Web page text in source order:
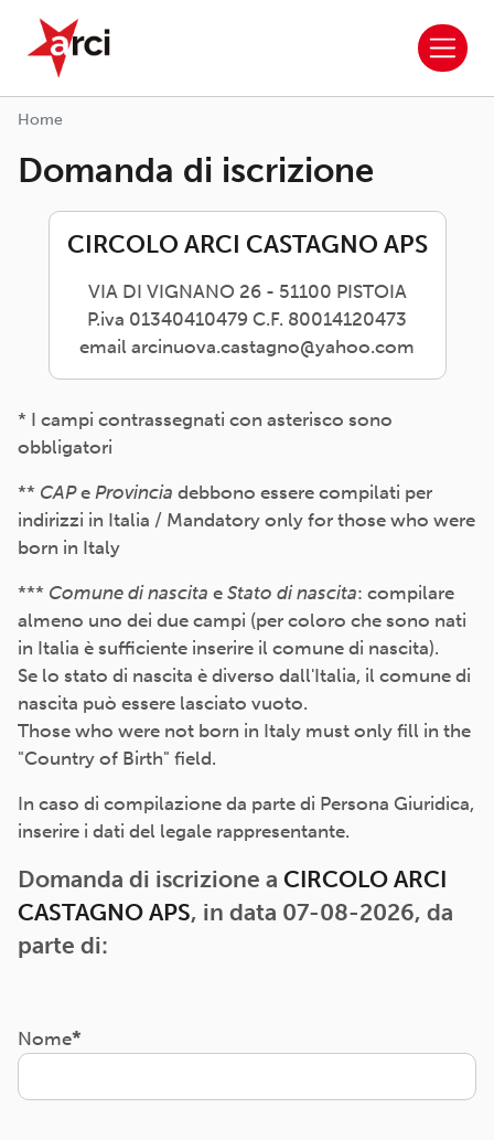
Salta al contenuto principale
ARCI APS
Home
Domanda di iscrizione
CIRCOLO ARCI CASTAGNO APS
VIA DI VIGNANO 26 - 51100 PISTOIA
P.iva 01340410479 C.F. 80014120473
email arcinuova.castagno@yahoo.com
* I campi contrassegnati con asterisco sono
obbligatori
** CAPe Provincia debbono essere compilati per
indirizzi in Italia / Mandatory only for those who were
born in Italy
*** Comune di nascita e Stato di nascita: compilare
almeno uno dei due campi (per coloro che sono nati
in Italia è sufficiente inserire il comune di nascita).
Se lo stato di nascita è diverso dall'Italia, il comune di
nascita può essere lasciato vuoto.
Those who were not born in Italy must only fill in the
"Country of Birth" field.
In caso di compilazione da parte di Persona Giuridica,
inserire i dati del legale rappresentante.
Domanda di iscrizione a CIRCOLO ARCI
CASTAGNO APS, in data 07-08-2026, da
parte di:
Nome